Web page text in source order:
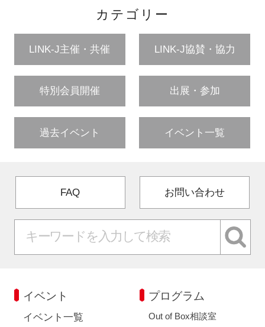
カテゴリー
LINK-J主催・共催 LINK-J協賛・協力
特別会員開催 出展・参加
過去イベント イベント一覧
FAQ お問い合わせ
イベント
イベント一覧
プログラム
Out of Box相談室